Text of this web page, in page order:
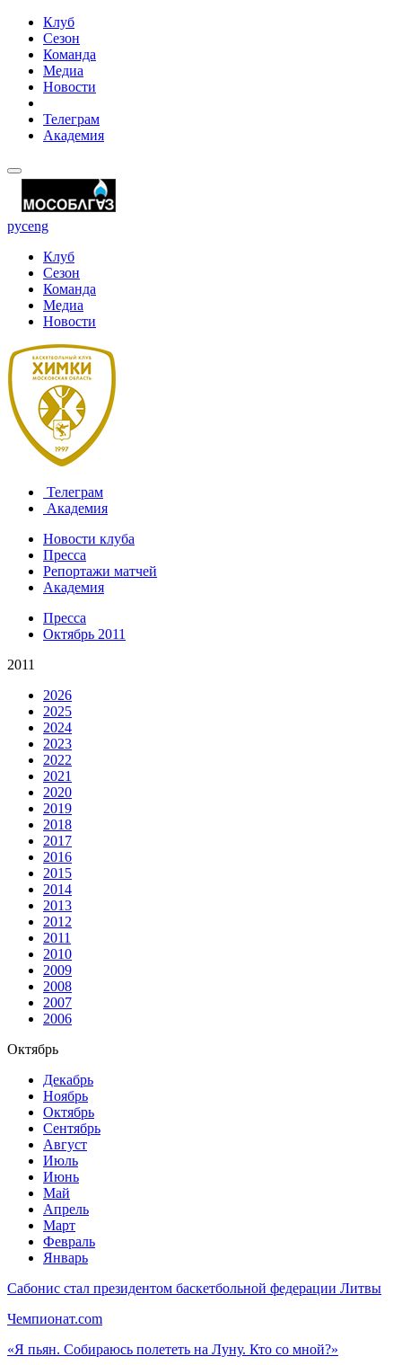
Клуб
Сезон
Команда
Медиа
Новости
Телеграм
Академия
русeng
Клуб
Сезон
Команда
Медиа
Новости
Телеграм
Академия
Новости клуба
Пресса
Репортажи матчей
Академия
Пресса
Октябрь 2011
2011
2026
2025
2024
2023
2022
2021
2020
2019
2018
2017
2016
2015
2014
2013
2012
2011
2010
2009
2008
2007
2006
Октябрь
Декабрь
Ноябрь
Октябрь
Сентябрь
Август
Июль
Июнь
Май
Апрель
Март
Февраль
Январь
Сабонис стал президентом баскетбольной федерации Литвы
Чемпионат.com
«Я пьян. Собираюсь полететь на Луну. Кто со мной?»